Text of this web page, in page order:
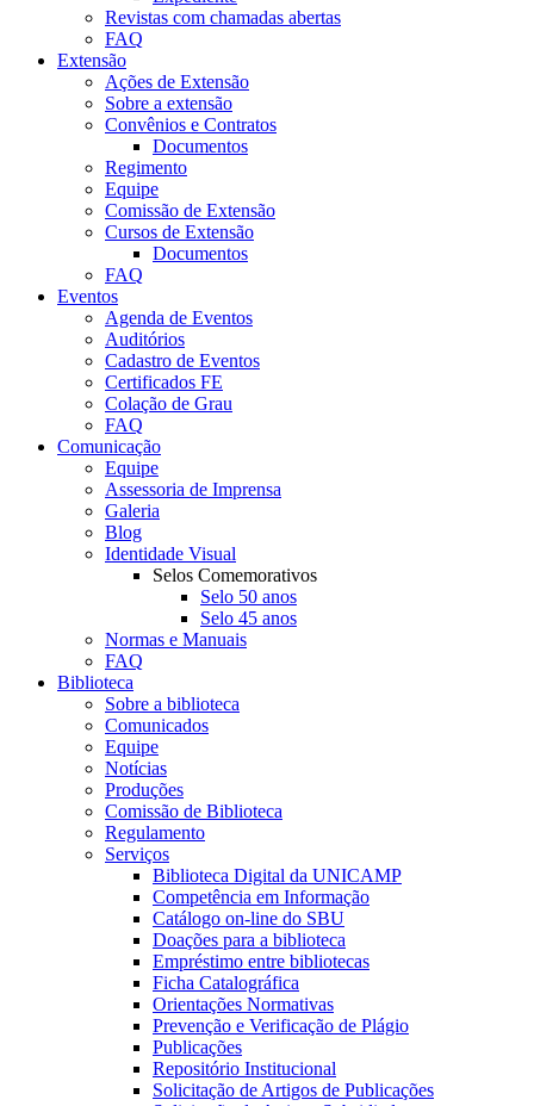
Revistas com chamadas abertas
FAQ
Extensão
Ações de Extensão
Sobre a extensão
Convênios e Contratos
Documentos
Regimento
Equipe
Comissão de Extensão
Cursos de Extensão
Documentos
FAQ
Eventos
Agenda de Eventos
Auditórios
Cadastro de Eventos
Certificados FE
Colação de Grau
FAQ
Comunicação
Equipe
Assessoria de Imprensa
Galeria
Blog
Identidade Visual
Selos Comemorativos
Selo 50 anos
Selo 45 anos
Normas e Manuais
FAQ
Biblioteca
Sobre a biblioteca
Comunicados
Equipe
Notícias
Produções
Comissão de Biblioteca
Regulamento
Serviços
Biblioteca Digital da UNICAMP
Competência em Informação
Catálogo on-line do SBU
Doações para a biblioteca
Empréstimo entre bibliotecas
Ficha Catalográfica
Orientações Normativas
Prevenção e Verificação de Plágio
Publicações
Repositório Institucional
Solicitação de Artigos de Publicações